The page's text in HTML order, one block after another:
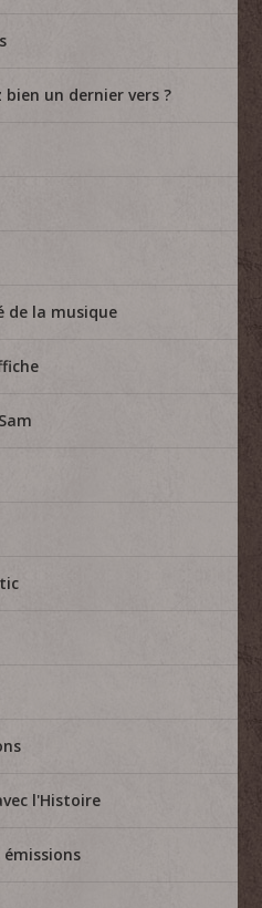
bien un dernier vers ?
de la musique
l'Histoire